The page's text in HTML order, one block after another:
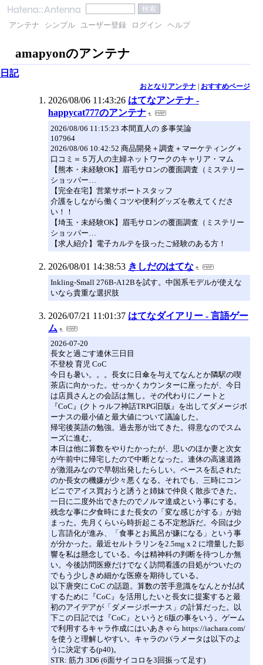
アンテナ シンプル ユーザー登録 ログイン ヘルプ
amapyonのアンテナ
日記
おとなりアンテナ| おすすめページ
2026/08/06 11:43:26 はてなアンテナ -
happycat777のアンテナ
2026/08/06 11:15:23 本間直人の 多事笑論
107964
2026/08/06 10:42:52 商品開発＋調査＋マーケティング＋
口コミ＝５万人の主婦ネットワークのキャリア・マム
【熊本・未経験OK】眉毛サロンの覆面調査（ミステリー
ショッパー…
【完全在宅】営業サポートスタッフ
介護をしながら働くコツや便利グッズを教えてくださ
い！！
【埼玉・未経験OK】眉毛サロンの覆面調査（ミステリー
ショッパー…
【求人紹介】電子カルテを扱ったご経験のある方！
2026/08/01 14:38:53 きしだのはてな
Inkling-Small 276B-A12Bを試す。中国系モデルが使えな
いなら貴重な選択肢
2026/07/21 11:01:37 はてなダイアリー - 言語ゲー
ム
2026-07-20
長女と過ごす連休三日目
不登校 育児 CoC
今日も暑い。。。長女に日傘を与えてなんとか隣駅の喫
茶店に向かった。せっかくカウンターに座ったが、今日
は店員さんとの会話は無し。その代わりにノートと
『CoC』(クトゥルフ神話TRPG旧版』を出してダメージボ
ーナスの最小値と最大値について議論した。
帰宅後英語の勉強。過去形が出てきた。得意なのでスム
ーズに進む。
本日は他に算数をやりたかったが、思いのほか妻と次女
が午前中に帰宅したので中断となった。連休の高速道路
が激混みなので早朝出発したらしい。ペースを乱された
のか長女の機嫌が少々悪くなる。それでも、三時にコン
ビニでアイス買おうと誘うと姉妹で仲良く散歩できた。
一日に二度外出できたのでノルマ達成という事にする。
残念な事に夕食時にまた長女の「変な感じがする」が始
まった。先月くらいら時折起こる不定愁訴だ。今回は少
し言語化が進み、「食事とお風呂が嫌になる」という事
が分かった。最近セルトラリンを2.5mg x 2 に増量した影
響を私は懸念している。今は精神科の判断を待つしか無
い。今後訪問医療だけでなく訪問看護の目処がついたの
でもう少しきめ細かな医療を期待している。
以下唐突に CoC の話題。算数の苦手意識をなんとか払拭
するために『CoC』を活用したいと長女に提案すると最
初のアイデアが「ダメージボーナス」の計算だった。以
下この日記では『CoC』というと6版の事をいう。ゲーム
で利用するキャラ作成にはいあきゃら https://iachara.com/
を使うと理解しやすい。キャラのパラメータは以下のよ
うに決定する(p40)。
STR: 筋力 3D6 (6面サイコロを3回振って足す)